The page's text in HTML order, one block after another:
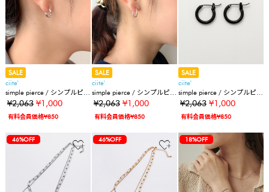
SALE
ciite'
simple pierce / シンプルピア
ス (両耳用)
¥2,063 ¥1,000
有料会員価格¥850
SALE
ciite'
simple pierce / シンプルピア
ス (両耳用)
¥2,063 ¥1,000
有料会員価格¥850
SALE
ciite'
simple pierce / シンプルピア
ス (両耳用)
¥2,063 ¥1,000
有料会員価格¥850
46%OFF 46%OFF 18%OFF